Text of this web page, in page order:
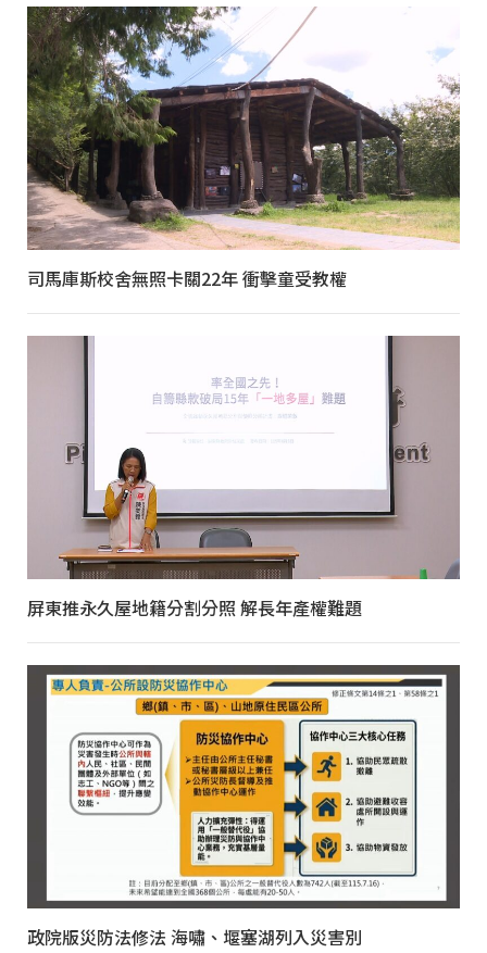
司馬庫斯校舍無照卡關22年 衝擊童受教權
屏東推永久屋地籍分割分照 解長年產權難題
政院版災防法修法 海嘯、堰塞湖列入災害別